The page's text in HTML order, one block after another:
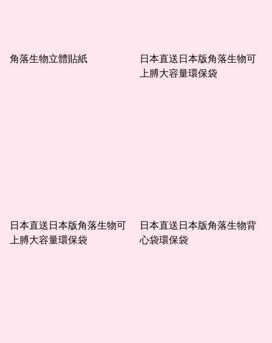
角落生物立體貼紙
日本直送日本版角落生物可
上膊大容量環保袋
日本直送日本版角落生物可
上膊大容量環保袋
日本直送日本版角落生物背
心袋環保袋